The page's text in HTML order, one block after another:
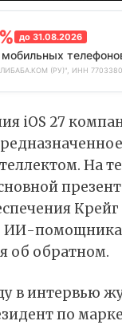
до 31.08.2026
(РУ)", ИНН
iOS 27
На
помощника
об обратном.
в интервью
по